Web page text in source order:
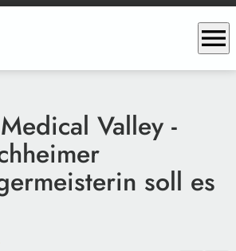
menu
Valley -
soll es